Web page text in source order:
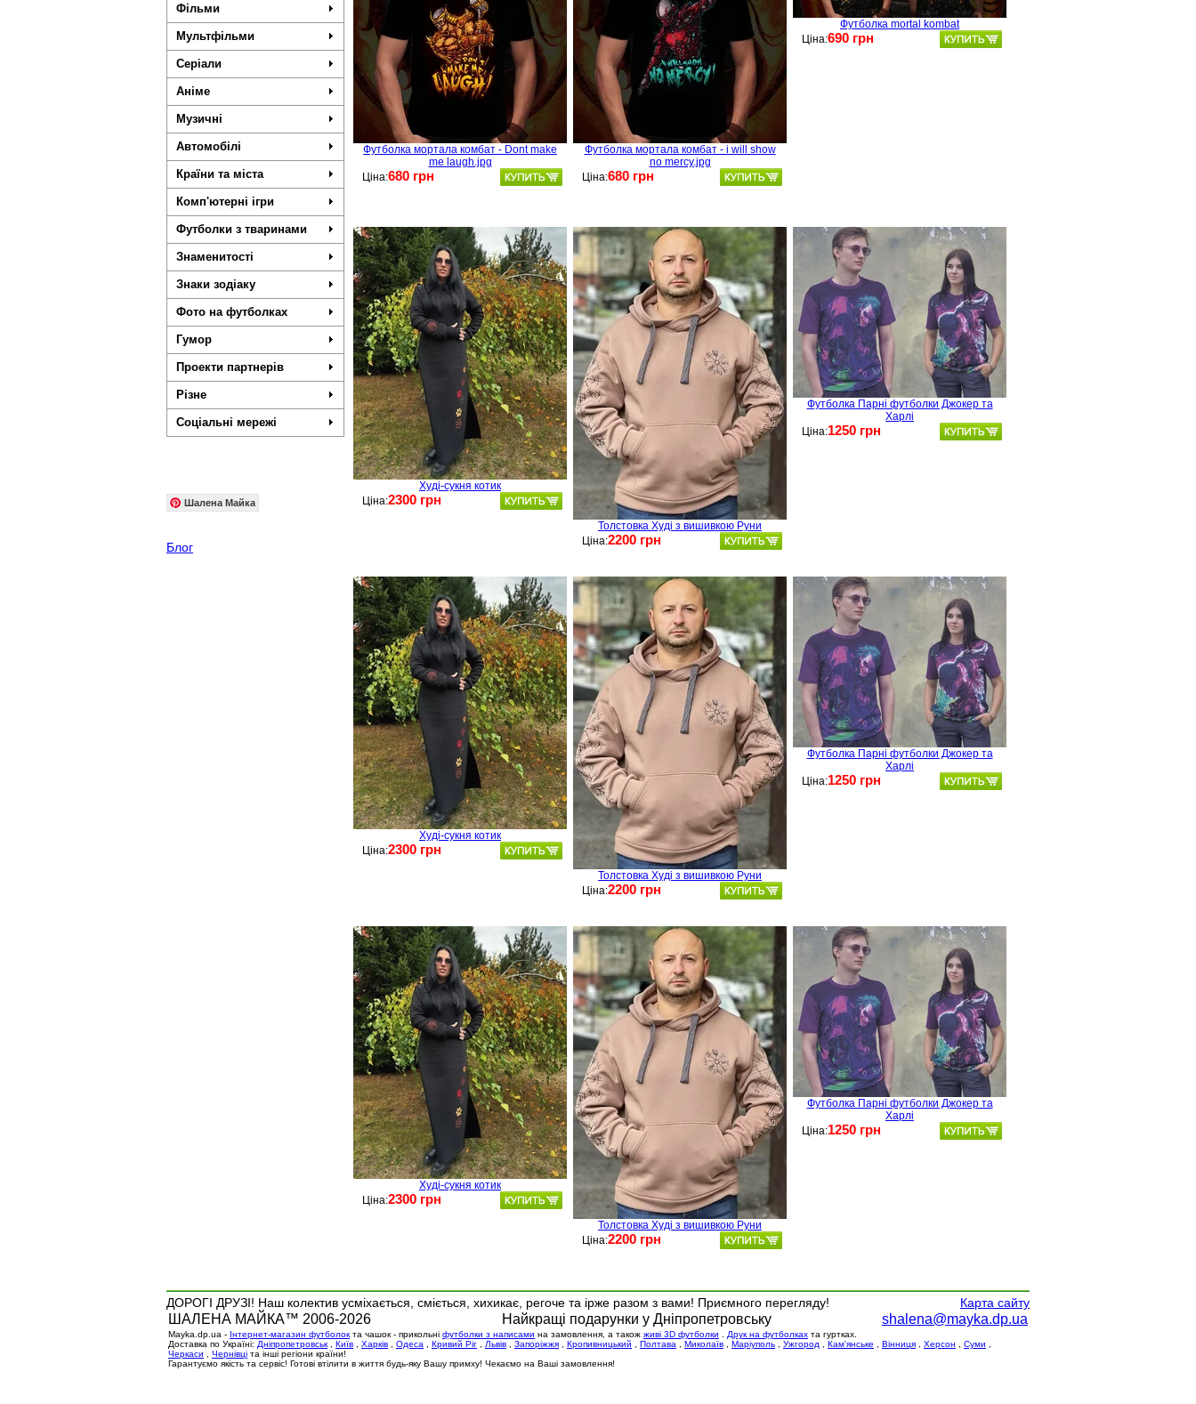
Фільми
Мультфільми
Серіали
Аніме
Музичні
Автомобілі
Країни та міста
Комп'ютерні ігри
Футболки з тваринами
Знаменитості
Знаки зодіаку
Фото на футболках
Гумор
Проекти партнерів
Різне
Соціальні мережі
Шалена Майка
Блог
Футболка мортала комбат - Dont make
me laugh.jpg
Ціна:680 грн
Футболка мортала комбат - i will show
no mercy.jpg
Ціна:680 грн
Футболка mortal kombat
Ціна:690 грн
Худі-сукня котик
Ціна:2300 грн
Толстовка Худі з вишивкою Руни
Ціна:2200 грн
Футболка Парні футболки Джокер та
Харлі
Ціна:1250 грн
Худі-сукня котик
Ціна:2300 грн
Толстовка Худі з вишивкою Руни
Ціна:2200 грн
Футболка Парні футболки Джокер та
Харлі
Ціна:1250 грн
Худі-сукня котик
Ціна:2300 грн
Толстовка Худі з вишивкою Руни
Ціна:2200 грн
Футболка Парні футболки Джокер та
Харлі
Ціна:1250 грн
Карта сайту
ДОРОГІ ДРУЗІ! Наш колектив усміхається, сміється, хихикає, регоче та ірже разом з вами! Приємного перегляду!
ШАЛЕНА МАЙКА™ 2006-2026 Найкращі подарунки у Дніпропетровську shalena@mayka.dp.ua
Mayka.dp.ua - Інтернет-магазин футболок та чашок - прикольні футболки з написами на замовлення, а також живі 3D футболки Друк на футболках та гуртках.
Доставка по Україні: Дніпропетровськ Київ Харків Одеса Кривий Ріг Львів Запоріжжя Кропивницький Полтава Миколаїв Маріуполь Ужгород Кам'янське Вінниця Херсон Суми
Черкаси
Чернівці та інші регіони країни!
Гарантуємо якість та сервіс! Готові втілити в життя будь-яку Вашу примху! Чекаємо на Ваші замовлення!